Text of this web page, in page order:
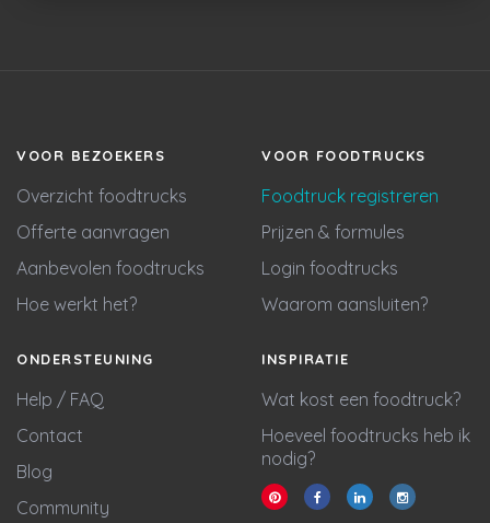
VOOR BEZOEKERS
Overzicht foodtrucks
Offerte aanvragen
Aanbevolen foodtrucks
Hoe werkt het?
VOOR FOODTRUCKS
Foodtruck registreren
Prijzen & formules
Login foodtrucks
Waarom aansluiten?
ONDERSTEUNING
Help / FAQ
Contact
Blog
Community
INSPIRATIE
Wat kost een foodtruck?
Hoeveel foodtrucks heb ik
nodig?